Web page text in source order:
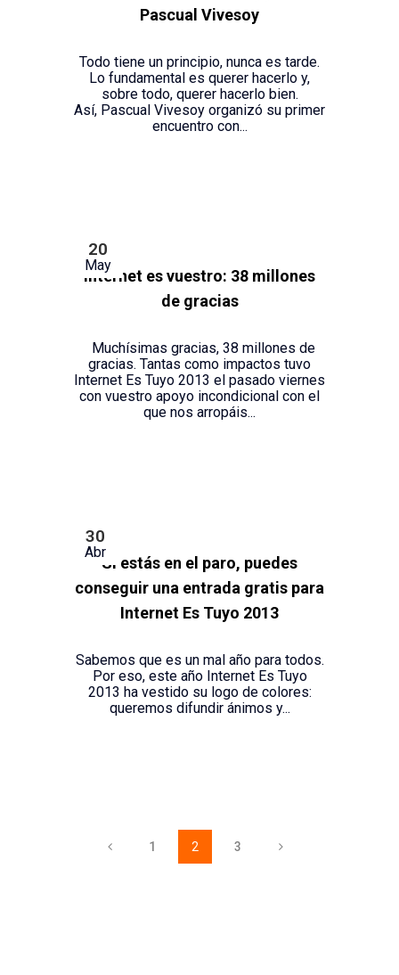
Pascual Vivesoy
Todo tiene un principio, nunca es tarde.
Lo fundamental es querer hacerlo y,
sobre todo, querer hacerlo bien.
Así, Pascual Vivesoy organizó su primer
encuentro con...
20
May
Internet es vuestro: 38 millones
de gracias
Muchísimas gracias, 38 millones de
gracias. Tantas como impactos tuvo
Internet Es Tuyo 2013 el pasado viernes
con vuestro apoyo incondicional con el
que nos arropáis...
30
Abr
Si estás en el paro, puedes
conseguir una entrada gratis para
Internet Es Tuyo 2013
Sabemos que es un mal año para todos.
Por eso, este año Internet Es Tuyo
2013 ha vestido su logo de colores:
queremos difundir ánimos y...
1 2 3